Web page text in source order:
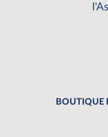
BOUTIQUE